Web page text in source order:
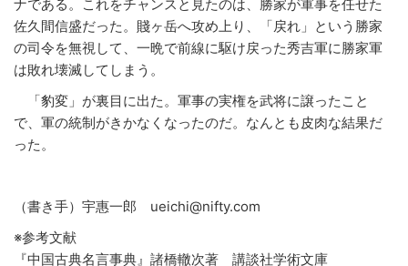
ナである。これをチャンスと見たのは、勝家が軍事を任せた
佐久間信盛だった。賤ヶ岳へ攻め上り、「戻れ」という勝家
の司令を無視して、一晩で前線に駆け戻った秀吉軍に勝家軍
は敗れ壊滅してしまう。
「豹変」が裏目に出た。軍事の実権を武将に譲ったこと
で、軍の統制がきかなくなったのだ。なんとも皮肉な結果だ
った。
（書き手）宇惠一郎 ueichi@nifty.com
※参考文献
『中国古典名言事典』諸橋轍次著 講談社学術文庫